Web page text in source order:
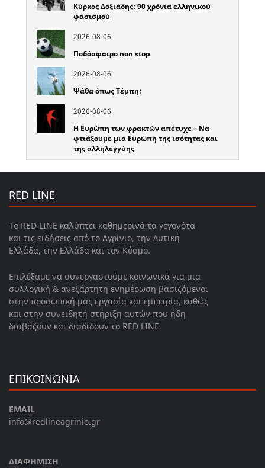
Κύρκος Δοξιάδης: 90 χρόνια ελληνικού
φασισμού
2026-08-06
Ποδόσφαιρο non stop
2026-08-06
Ψάθα όπως Τέμπη;
2026-08-06
Η Ευρώπη των φρακτών απέτυχε – Να
φτιάξουμε μια Ευρώπη της ισότητας και
της αλληλεγγύης
RED LINE
Το RED LINE καλύπτει καθημερινά τα γεγονότα
και τις ειδήσεις από το Αγρίνιο, την Δυτική
Ελλάδα, την Ελλάδα και τον Κόσμο.
Επιλέξαμε να συνεργαστούμε κοινωνικά για μια
συλλογική & ανεξάρτητη ενημέρωση βασιζόμενοι
στην προσωπική μας εργασία και εμπειρία, καθώς
και στην συνειδητή στήριξη αυτών που ήδη
διαβάζουν και διαδίδουν το RED LINE.
ΕΠΙΚΟΙΝΩΝΙΑ
EMAIL
info@redlineagrinio.gr
ΔΙΑΦΗΜΙΣΗ